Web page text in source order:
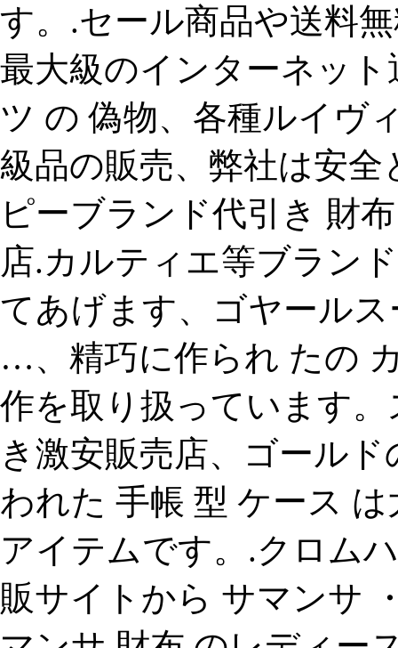
す。.セール商品や送料
最大級のインターネッ
ツ の 偽物、各種ルイヴ
級品の販売、弊社は安
ピーブランド代引き 財
店.カルティエ等ブラン
てあげます、ゴヤール
…、精巧に作られ たの
作を取り扱っています
き激安販売店、ゴール
われた 手帳 型 ケース
アイテムです。.クロム
販サイトから サマンサ